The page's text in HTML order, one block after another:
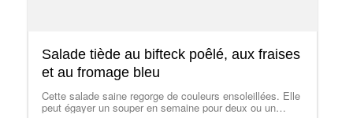
Salade tiède au bifteck poêlé, aux fraises
et au fromage bleu
Cette salade saine regorge de couleurs ensoleillées. Elle
peut égayer un souper en semaine pour deux ou un